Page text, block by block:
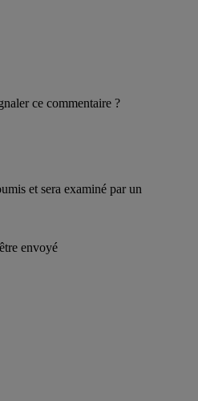
ce commentaire ?
et sera examiné par un
envoyé